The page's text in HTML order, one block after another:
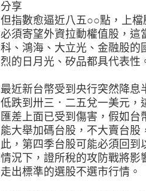
分享
但指數愈逼近八五○○點，上
必須寄望外資拉動權值股，
科、鴻海、大立光、金融股的
烈的日月光、矽品都具代表性
最近新台幣受到央行突然降息
低跌到卅三．二五兌一美元，
匯差上面已受到傷害，假如
能大舉加碼台股，不大賣台
此，第四季台股可能必須回
情況下，證所稅的攻防戰將影
走出標準的選股不選市行情。